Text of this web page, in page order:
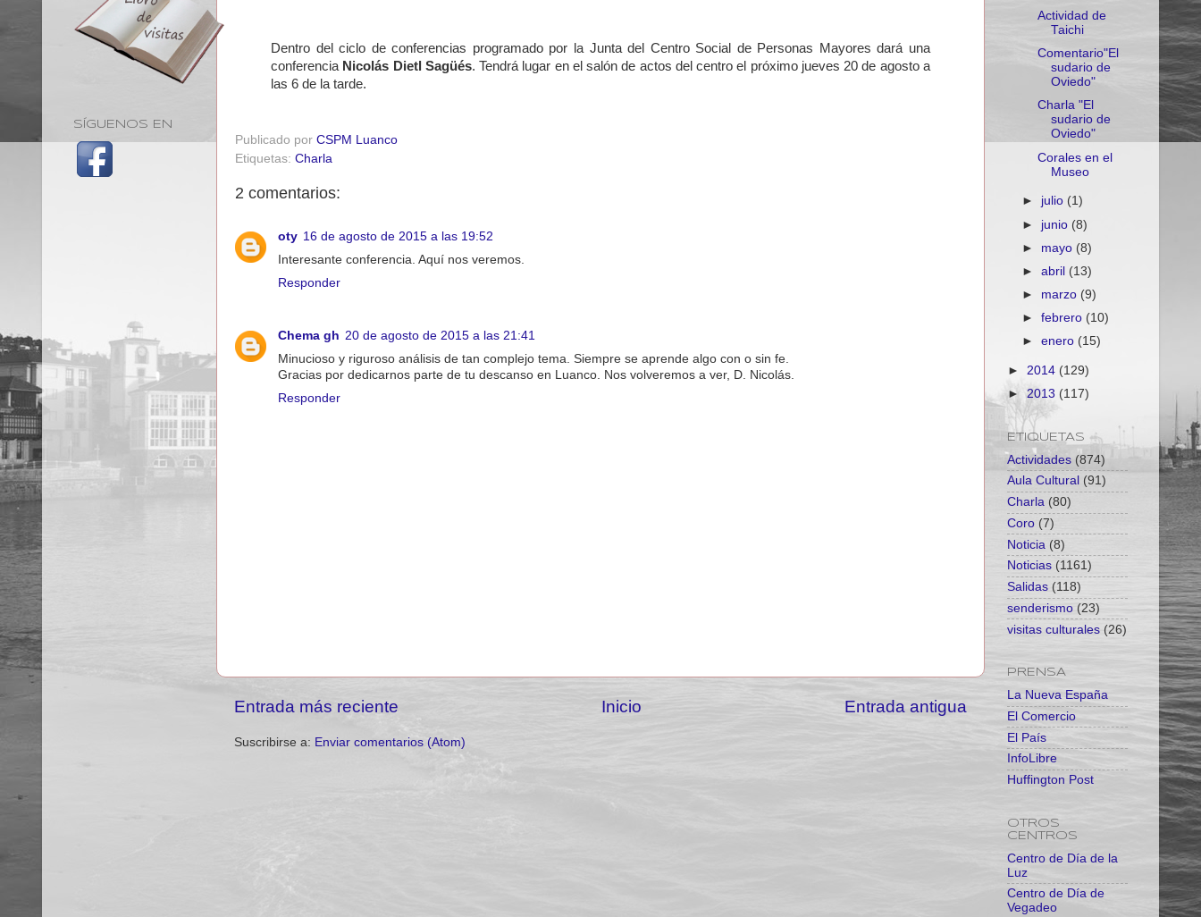
Dentro del ciclo de conferencias programado por la Junta del Centro Social de Personas Mayores dará una
conferencia Nicolás Dietl Sagüés. Tendrá lugar en el salón de actos del centro el próximo jueves 20 de agosto a
las 6 de la tarde.
Publicado por CSPM Luanco
Etiquetas: Charla
2 comentarios:
oty 16 de agosto de 2015 a las 19:52
Interesante conferencia. Aquí nos veremos.
Responder
Chema gh 20 de agosto de 2015 a las 21:41
Minucioso y riguroso análisis de tan complejo tema. Siempre se aprende algo con o sin fe.
Gracias por dedicarnos parte de tu descanso en Luanco. Nos volveremos a ver, D. Nicolás.
Responder
Entrada más reciente Entrada antigua
Inicio
Suscribirse a: Enviar comentarios (Atom)
SÍGUENOS EN
Actividad de
Taichi
Comentario"El
sudario de
Oviedo"
Charla "El
sudario de
Oviedo"
Corales en el
Museo
► julio (1)
► junio (8)
► mayo (8)
►abril (13)
► marzo (9)
►febrero (10)
►enero (15)
► 2014 (129)
►2013 (117)
ETIQUETAS
Actividades (874)
Aula Cultural (91)
Charla (80)
Coro (7)
Noticia (8)
Noticias (1161)
Salidas (118)
senderismo (23)
visitas culturales (26)
PRENSA
La Nueva España
El Comercio
El País
InfoLibre
Huffington Post
OTROS
CENTROS
Centro de Día de la
Luz
Centro de Día de
Vegadeo